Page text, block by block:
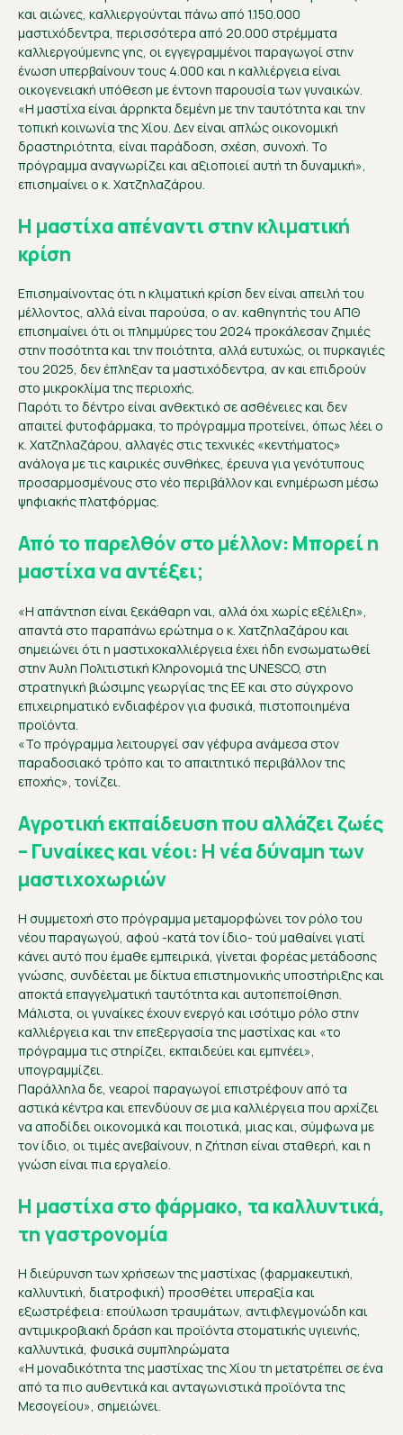
και αιώνες, καλλιεργούνται πάνω από 1.150.000
μαστιχόδεντρα, περισσότερα από 20.000 στρέμματα
καλλιεργούμενης γης, οι εγγεγραμμένοι παραγωγοί στην
ένωση υπερβαίνουν τους 4.000 και η καλλιέργεια είναι
οικογενειακή υπόθεση με έντονη παρουσία των γυναικών.
«Η μαστίχα είναι άρρηκτα δεμένη με την ταυτότητα και την
τοπική κοινωνία της Χίου. Δεν είναι απλώς οικονομική
δραστηριότητα, είναι παράδοση, σχέση, συνοχή. Το
πρόγραμμα αναγνωρίζει και αξιοποιεί αυτή τη δυναμική»,
επισημαίνει ο κ. Χατζηλαζάρου.
Η μαστίχα απέναντι στην κλιματική
κρίση
Επισημαίνοντας ότι η κλιματική κρίση δεν είναι απειλή του
μέλλοντος, αλλά είναι παρούσα, ο αν. καθηγητής του ΑΠΘ
επισημαίνει ότι οι πλημμύρες του 2024 προκάλεσαν ζημιές
στην ποσότητα και την ποιότητα, αλλά ευτυχώς, οι πυρκαγιές
του 2025, δεν έπληξαν τα μαστιχόδεντρα, αν και επιδρούν
στο μικροκλίμα της περιοχής.
Παρότι το δέντρο είναι ανθεκτικό σε ασθένειες και δεν
απαιτεί φυτοφάρμακα, το πρόγραμμα προτείνει, όπως λέει ο
κ. Χατζηλαζάρου, αλλαγές στις τεχνικές «κεντήματος»
ανάλογα με τις καιρικές συνθήκες, έρευνα για γενότυπους
προσαρμοσμένους στο νέο περιβάλλον και ενημέρωση μέσω
ψηφιακής πλατφόρμας.
Από το παρελθόν στο μέλλον: Μπορεί η
μαστίχα να αντέξει;
«Η απάντηση είναι ξεκάθαρη ναι, αλλά όχι χωρίς εξέλιξη»,
απαντά στο παραπάνω ερώτημα ο κ. Χατζηλαζάρου και
σημειώνει ότι η μαστιχοκαλλιέργεια έχει ήδη ενσωματωθεί
στην Άυλη Πολιτιστική Κληρονομιά της UNESCO, στη
στρατηγική βιώσιμης γεωργίας της ΕΕ και στο σύγχρονο
επιχειρηματικό ενδιαφέρον για φυσικά, πιστοποιημένα
προϊόντα.
«Το πρόγραμμα λειτουργεί σαν γέφυρα ανάμεσα στον
παραδοσιακό τρόπο και το απαιτητικό περιβάλλον της
εποχής», τονίζει.
Αγροτική εκπαίδευση που αλλάζει ζωές
– Γυναίκες και νέοι: Η νέα δύναμη των
μαστιχοχωριών
Η συμμετοχή στο πρόγραμμα μεταμορφώνει τον ρόλο του
νέου παραγωγού, αφού -κατά τον ίδιο- τού μαθαίνει γιατί
κάνει αυτό που έμαθε εμπειρικά, γίνεται φορέας μετάδοσης
γνώσης, συνδέεται με δίκτυα επιστημονικής υποστήριξης και
αποκτά επαγγελματική ταυτότητα και αυτοπεποίθηση.
Μάλιστα, οι γυναίκες έχουν ενεργό και ισότιμο ρόλο στην
καλλιέργεια και την επεξεργασία της μαστίχας και «το
πρόγραμμα τις στηρίζει, εκπαιδεύει και εμπνέει»,
υπογραμμίζει.
Παράλληλα δε, νεαροί παραγωγοί επιστρέφουν από τα
αστικά κέντρα και επενδύουν σε μια καλλιέργεια που αρχίζει
να αποδίδει οικονομικά και ποιοτικά, μιας και, σύμφωνα με
τον ίδιο, οι τιμές ανεβαίνουν, η ζήτηση είναι σταθερή, και η
γνώση είναι πια εργαλείο.
Η μαστίχα στο φάρμακο, τα καλλυντικά,
τη γαστρονομία
Η διεύρυνση των χρήσεων της μαστίχας (φαρμακευτική,
καλλυντική, διατροφική) προσθέτει υπεραξία και
εξωστρέφεια: επούλωση τραυμάτων, αντιφλεγμονώδη και
αντιμικροβιακή δράση και προϊόντα στοματικής υγιεινής,
καλλυντικά, φυσικά συμπληρώματα
«Η μοναδικότητα της μαστίχας της Χίου τη μετατρέπει σε ένα
από τα πιο αυθεντικά και ανταγωνιστικά προϊόντα της
Μεσογείου», σημειώνει.